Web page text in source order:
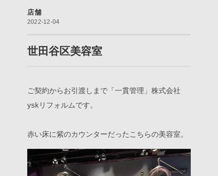
店舗
2022-12-04
世田谷区美容室
ご契約からお引渡しまで「一貫管理」株式会社
yskリフォルムです。
赤い床に紫のカウンターだったこちらの美容室。